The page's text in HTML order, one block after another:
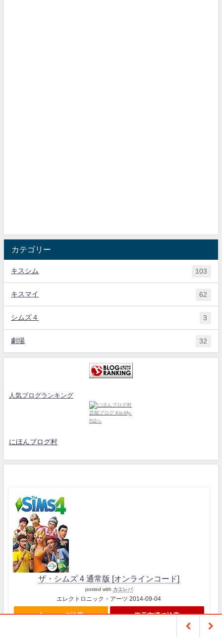
カテゴリー
キスシム 103
キスマイ 62
シムズ４ 3
劇場 32
人気ブログランキング
にほんブログ村
ザ・シムズ 4 通常版 [オンラインコード]
posted with カエレバ
エレクトロニック・アーツ 2014-09-04
Amazonで検索 楽天市場で検索